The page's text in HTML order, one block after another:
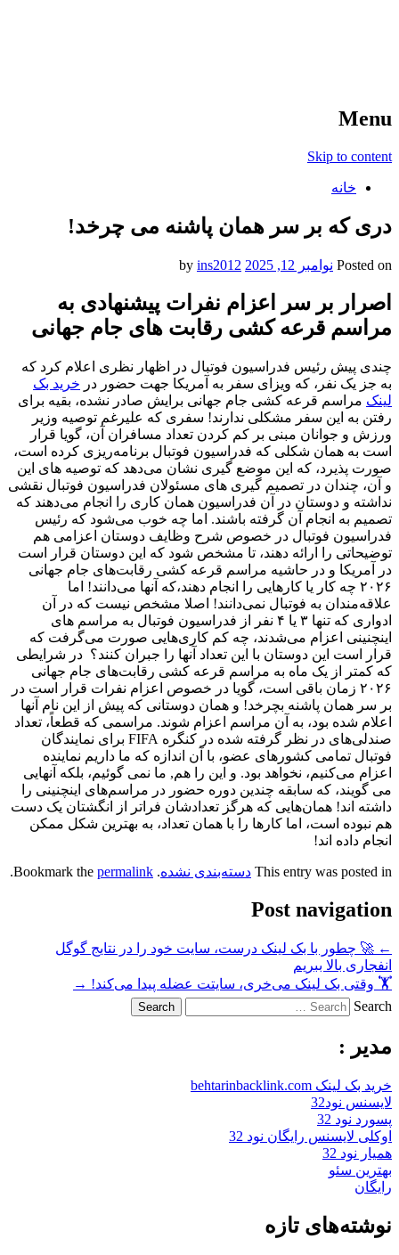
Menu
Skip to content
خانه
دری که بر سر همان پاشنه می چرخد!
Posted on نوامبر 12, 2025 ins2012
اصرار بر سر اعزام نفرات پیشنهادی به
مراسم قرعه کشی رقابت های جام جهانی
چندی پیش رئیس فدراسیون فوتبال در اظهار نظری اعلام کرد که
به جز یک نفر، که ویزای سفر به آمریکا جهت حضور در خرید بک
لینک مراسم قرعه کشی جام جهانی برایش صادر نشده، بقیه برای
رفتن به این سفر مشکلی ندارند! سفری که علیرغم توصیه وزیر
ورزش و جوانان مبنی بر کم کردن تعداد مسافران آن، گویا قرار
است به همان شکلی که فدراسیون فوتبال برنامه‌ریزی کرده است،
صورت پذیرد، که این موضع گیری نشان می‌دهد که توصیه های این
و آن، چندان در تصمیم گیری های مسئولان فدراسیون فوتبال نقشی
نداشته و دوستان در آن فدراسیون همان کاری را انجام می‌دهند که
تصمیم به انجام آن گرفته باشند. اما چه خوب می‌شود که رئیس
فدراسیون فوتبال در خصوص شرح وظایف دوستان اعزامی هم
توضیحاتی را ارائه دهند، تا مشخص شود که این دوستان قرار است
در آمریکا و در حاشیه مراسم قرعه کشی رقابت‌های جام جهانی
۲۰۲۶ چه کار یا کارهایی را انجام دهند،که آنها می‌دانند! اما
علاقه‌مندان به فوتبال نمی‌دانند! اصلا مشخص نیست که در آن
ادواری که تنها ۳ یا ۴ نفر از فدراسیون فوتبال به مراسم های
اینچنینی اعزام می‌شدند، چه کم کاری‌هایی صورت می‌گرفت که
قرار است این دوستان با این تعداد آنها را جبران کنند؟ در شرایطی
که کمتر از یک ماه به مراسم قرعه کشی رقابت‌های جام جهانی
۲۰۲۶ زمان باقی است، گویا در خصوص اعزام نفرات قرار است در
بر سر همان پاشنه بچرخد! و همان دوستانی که پیش از این نام آنها
اعلام شده بود، به آن مراسم اعزام شوند. مراسمی که قطعاً، تعداد
صندلی‌های در نظر گرفته شده در کنگره FIFA برای نمایندگان
فوتبال تمامی کشورهای عضو، با آن اندازه که ما داریم نماینده
اعزام می‌کنیم، نخواهد بود. و این را هم, ما نمی گوئیم، بلکه آنهایی
می گویند، که سابقه چندین دوره حضور در مراسم‌های اینچنینی را
داشته اند! همان‌هایی که هرگز تعدادشان فراتر از انگشتان یک دست
هم نبوده است، اما کارها را با همان تعداد، به بهترین شکل ممکن
انجام داده اند!
This entry was posted in دسته‌بندی نشده. Bookmark the
permalink
.
Post navigation
← 🚀 چطور با بک لینک درست، سایت خود را در نتایج گوگل
انفجاری بالا ببریم
🏋️ وقتی بک لینک می‌خری، سایتت عضله پیدا می‌کند! →
Search
مدیر :
خرید بک لینک behtarinbacklink.com
لایسنس نود32
پسورد نود 32
اوکلی لایسنس رایگان نود 32
همیار نود 32
بهترین سئو
رایگان
نوشته‌های تازه